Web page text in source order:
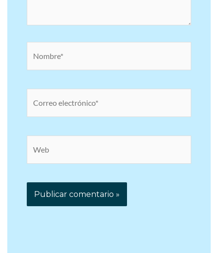
electrónico*